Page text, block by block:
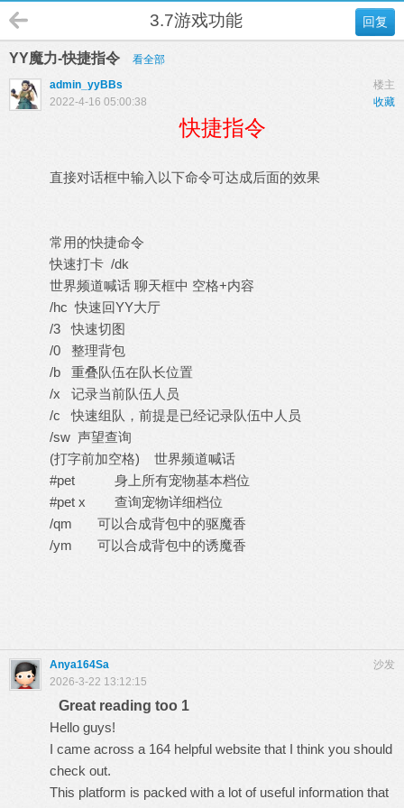
回复
3.7游戏功能
YY魔力-快捷指令
看全部
楼主
admin_yyBBs
收藏
2022-4-16 05:00:38
快捷指令
直接对话框中输入以下命令可达成后面的效果
常用的快捷命令
快速打卡 /dk
世界频道喊话 聊天框中 空格+内容
/hc 快速回YY大厅
/3 快速切图
/0 整理背包
/b 重叠队伍在队长位置
/x 记录当前队伍人员
/c 快速组队，前提是已经记录队伍中人员
/sw 声望查询
(打字前加空格) 世界频道喊话
#pet 身上所有宠物基本档位
#pet x 查询宠物详细档位
/qm 可以合成背包中的驱魔香
/ym 可以合成背包中的诱魔香
沙发
Anya164Sa
2026-3-22 13:12:15
Great reading too 1
Hello guys!
I came across a 164 helpful website that I think you should
check out.
This platform is packed with a lot of useful information that